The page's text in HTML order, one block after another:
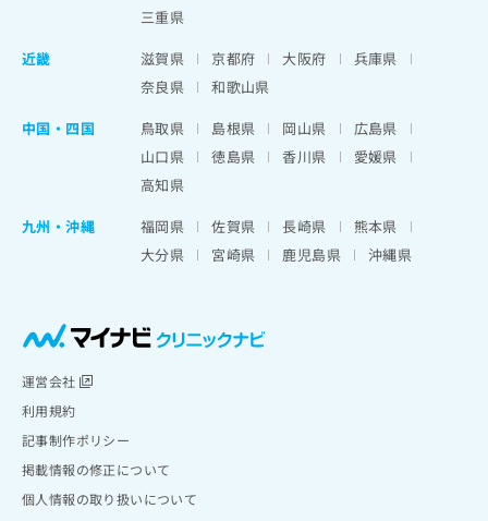
三重県
近畿
滋賀県 京都府 大阪府
兵庫県
奈良県
和歌山県
中国・四国
鳥取県 島根県 岡山県
広島県
山口県
徳島県 香川県
愛媛県
高知県
九州・沖縄
福岡県 佐賀県 長崎県
熊本県
大分県
宮崎県 鹿児島県 沖縄県
運営会社
利用規約
記事制作ポリシー
掲載情報の修正について
個人情報の取り扱いについて